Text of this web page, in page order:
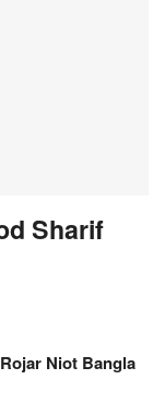
Sharif
– Rojar Niot Bangla